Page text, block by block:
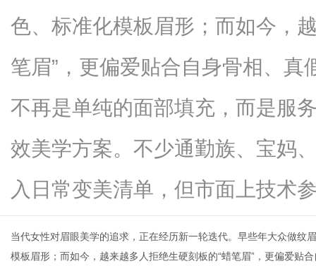
色、标准化模板眉形；而如今，
笔眉”，更偏爱贴合自身骨相、
不再是单纯的面部填充，而是服
效美学方案。不少通勤族、宝妈
入日常变美清单，但市面上技术
当代女性对眉眼美学的追求，正在经历新一轮迭代。早些年大众做纹
模板眉形；而如今，越来越多人拒绝生硬刻板的“蜡笔眉”，更偏爱贴